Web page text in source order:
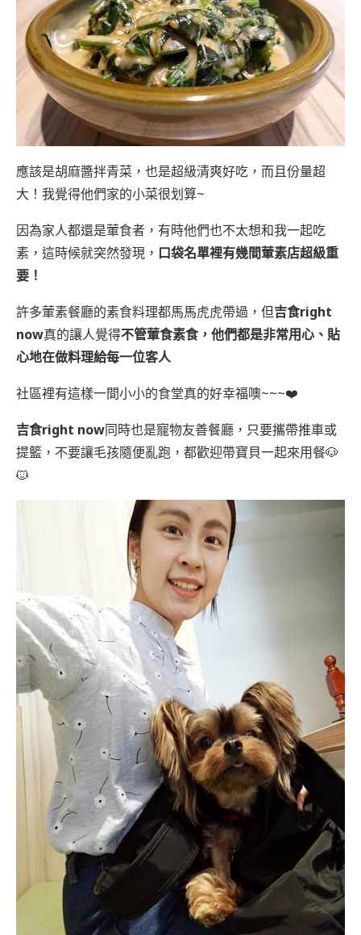
應該是胡麻醬拌青菜，也是超級清爽好吃，而且份量超
大！我覺得他們家的小菜很划算~
因為家人都還是葷食者，有時他們也不太想和我一起吃
素，這時候就突然發現， 口袋名單裡有幾間葷素店超級重
要！
許多葷素餐廳的素食料理都馬馬虎虎帶過，但吉食right
now真的讓人覺得不管葷食素食，他們都是非常用心、貼
心地在做料理給每一位客人
社區裡有這樣一間小小的食堂真的好幸福噢~~~❤️
吉食right now同時也是寵物友善餐廳，只要攜帶推車或
提籃，不要讓毛孩隨便亂跑，都歡迎帶寶貝一起來用餐🐶
🐱